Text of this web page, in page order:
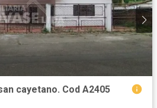
cayetano. Cod A2405